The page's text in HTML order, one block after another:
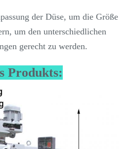
der Düse, um die Größe
um den unterschiedlichen
gerecht zu werden.
Produkts: